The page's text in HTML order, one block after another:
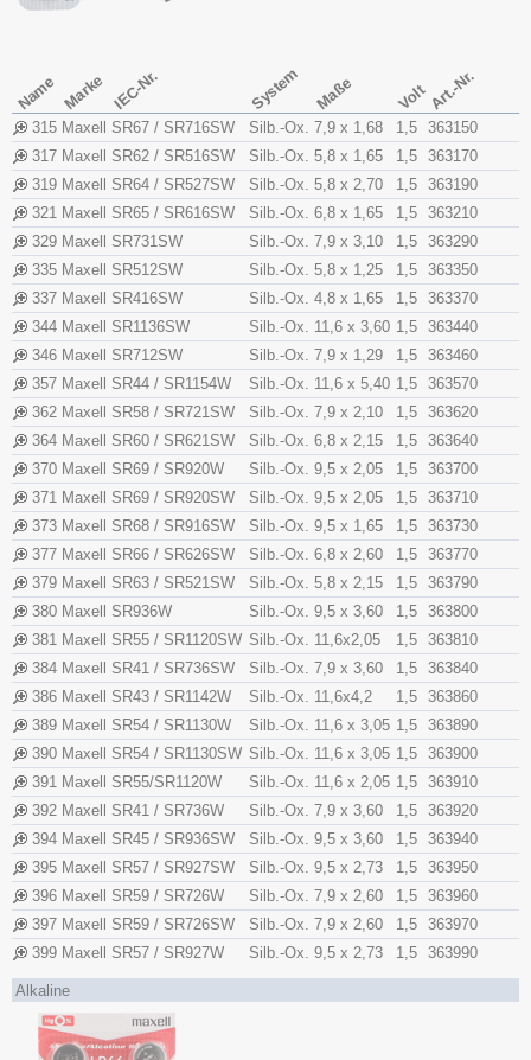
Name Marke IEC-Nr. System Maße Volt Art.-Nr.
315 Maxell SR67 / SR716SW Silb.-Ox. 7,9 x 1,68 1,5 363150
317 Maxell SR62 / SR516SW Silb.-Ox. 5,8 x 1,65 1,5 363170
319 Maxell SR64 / SR527SW Silb.-Ox. 5,8 x 2,70 1,5 363190
321 Maxell SR65 / SR616SW Silb.-Ox. 6,8 x 1,65 1,5 363210
329 Maxell SR731SW Silb.-Ox. 7,9 x 3,10 1,5 363290
335 Maxell SR512SW Silb.-Ox. 5,8 x 1,25 1,5 363350
337 Maxell SR416SW Silb.-Ox. 4,8 x 1,65 1,5 363370
344 Maxell SR1136SW Silb.-Ox. 11,6 x 3,60 1,5 363440
346 Maxell SR712SW Silb.-Ox. 7,9 x 1,29 1,5 363460
357 Maxell SR44 / SR1154W Silb.-Ox. 11,6 x 5,40 1,5 363570
362 Maxell SR58 / SR721SW Silb.-Ox. 7,9 x 2,10 1,5 363620
364 Maxell SR60 / SR621SW Silb.-Ox. 6,8 x 2,15 1,5 363640
370 Maxell SR69 / SR920W Silb.-Ox. 9,5 x 2,05 1,5 363700
371 Maxell SR69 / SR920SW Silb.-Ox. 9,5 x 2,05 1,5 363710
373 Maxell SR68 / SR916SW Silb.-Ox. 9,5 x 1,65 1,5 363730
377 Maxell SR66 / SR626SW Silb.-Ox. 6,8 x 2,60 1,5 363770
379 Maxell SR63 / SR521SW Silb.-Ox. 5,8 x 2,15 1,5 363790
380 Maxell SR936W Silb.-Ox. 9,5 x 3,60 1,5 363800
381 Maxell SR55 / SR1120SW Silb.-Ox. 11,6x​2,05 1,5 363810
384 Maxell SR41 / SR736SW Silb.-Ox. 7,9 x 3,60 1,5 363840
386 Maxell SR43 / SR1142W Silb.-Ox. 11,6x​4,2 1,5 363860
389 Maxell SR54 / SR1130W Silb.-Ox. 11,6 x 3,05 1,5 363890
390 Maxell SR54 / SR1130SW Silb.-Ox. 11,6 x 3,05 1,5 363900
391 Maxell SR55/SR1120W Silb.-Ox. 11,6 x 2,05 1,5 363910
392 Maxell SR41 / SR736W Silb.-Ox. 7,9 x 3,60 1,5 363920
394 Maxell SR45 / SR936SW Silb.-Ox. 9,5 x 3,60 1,5 363940
395 Maxell SR57 / SR927SW Silb.-Ox. 9,5 x 2,73 1,5 363950
396 Maxell SR59 / SR726W Silb.-Ox. 7,9 x 2,60 1,5 363960
397 Maxell SR59 / SR726SW Silb.-Ox. 7,9 x 2,60 1,5 363970
399 Maxell SR57 / SR927W Silb.-Ox. 9,5 x 2,73 1,5 363990
Alkaline